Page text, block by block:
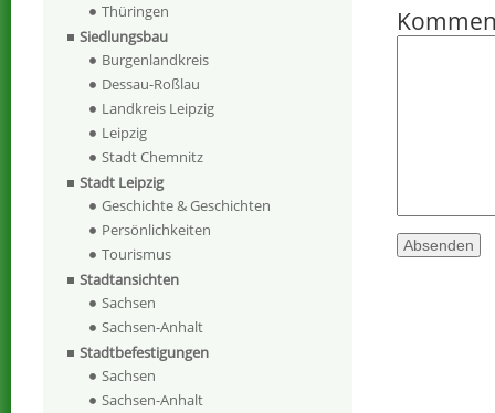
Thüringen
Siedlungsbau
Burgenlandkreis
Dessau-Roßlau
Landkreis Leipzig
Leipzig
Stadt Chemnitz
Stadt Leipzig
Geschichte & Geschichten
Persönlichkeiten
Tourismus
Stadtansichten
Sachsen
Sachsen-Anhalt
Stadtbefestigungen
Sachsen
Sachsen-Anhalt